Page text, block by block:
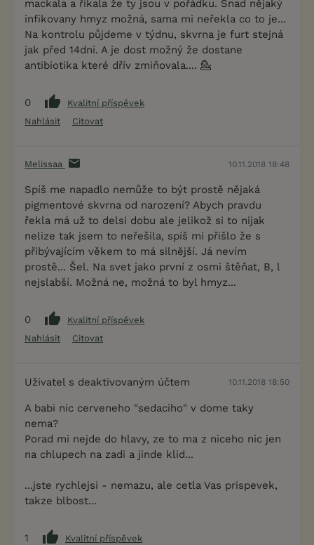
mackala a říkala že ty jsou v pořádku. Snad nějaký
infikovany hmyz možná, sama mi neřekla co to je...
Na kontrolu půjdeme v týdnu, skvrna je furt stejná
jak před 14dni. A je dost možný že dostane
antibiotika které dřív zmiňovala.... 💁
0
Kvalitní příspěvek
Nahlásit
Citovat
Melissaa 10.11.2018 18:48
Spíš me napadlo nemůže to být prostě nějaká
pigmentové skvrna od narození? Abych pravdu
řekla má už to delsi dobu ale jelikož si to nijak
nelize tak jsem to neřešila, spíš mi přišlo že s
přibývajícím věkem to má silnější. Já nevím
prostě... Šel. Na svet jako první z osmi štěňat, B, l
nejslabší. Možná ne, možná to byl hmyz...
0
Kvalitní příspěvek
Nahlásit
Citovat
Uživatel s deaktivovaným účtem 10.11.2018 18:50
A babi nic cerveneho "sedaciho" v dome taky
nema?
Porad mi nejde do hlavy, ze to ma z niceho nic jen
na chlupech na zadi a jinde klid...
...jste rychlejsi - nemazu, ale cetla Vas prispevek,
takze blbost...
1
Kvalitní příspěvek